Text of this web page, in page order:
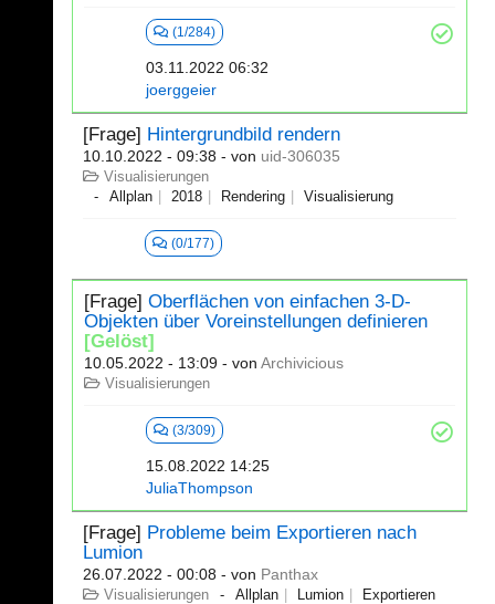
(1/284)
03.11.2022 06:32
joerggeier
[Frage] Hintergrundbild rendern
10.10.2022 - 09:38 - von uid-306035
Visualisierungen
Allplan
2018 Rendering Visualisierung
(0/177)
[Frage] Oberflächen von einfachen 3-D-
Objekten über Voreinstellungen definieren
[Gelöst]
10.05.2022 - 13:09 - von Archivicious
Visualisierungen
(3/309)
15.08.2022 14:25
JuliaThompson
[Frage] Probleme beim Exportieren nach
Lumion
26.07.2022 - 00:08 - von Panthax
Visualisierungen Allplan Lumion Exportieren